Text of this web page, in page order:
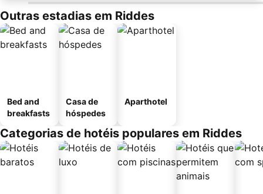
Outras estadias em Riddes
Bed and
breakfasts
Casa de
hóspedes
Aparthotel
Categorias de hotéis populares em Riddes